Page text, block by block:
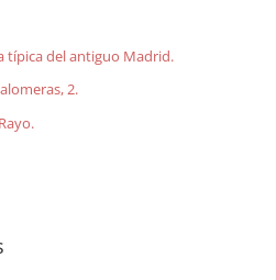
típica del antiguo Madrid.
2.